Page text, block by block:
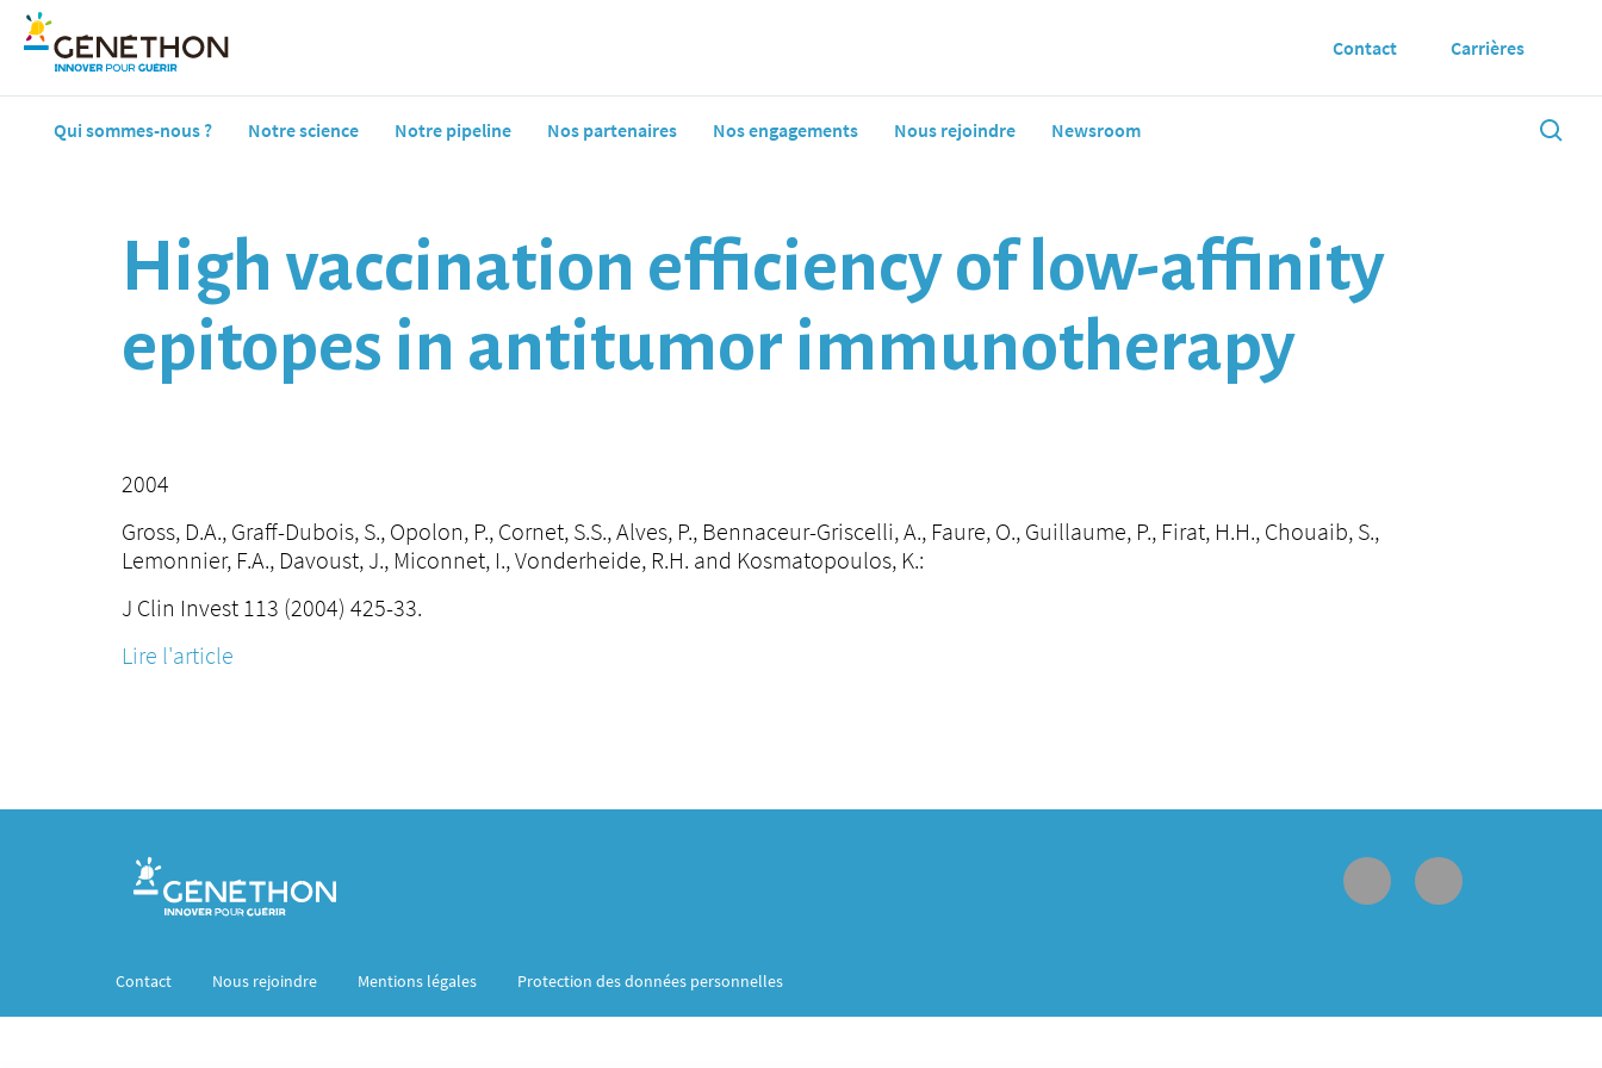
Qui sommes-nous ? Notre science Notre pipeline Nos partenaires Nos engagements Nous rejoindre Newsroom
Contact Carrières
High vaccination efficiency of low-affinity
epitopes in antitumor immunotherapy
2004
Gross, D.A., Graff-Dubois, S., Opolon, P., Cornet, S.S., Alves, P., Bennaceur-Griscelli, A., Faure, O., Guillaume, P., Firat, H.H., Chouaib, S.,
Lemonnier, F.A., Davoust, J., Miconnet, I., Vonderheide, R.H. and Kosmatopoulos, K.:
J Clin Invest 113 (2004) 425-33.
Lire l'article
Contact Nous rejoindre Mentions légales Protection des données personnelles